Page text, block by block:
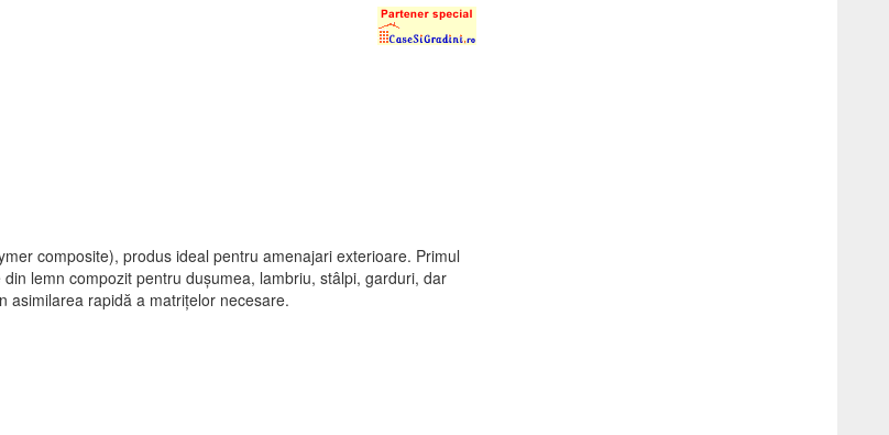
composite), produs ideal pentru amenajari exterioare. Primul
lemn compozit pentru duşumea, lambriu, stâlpi, garduri, dar
asimilarea rapidă a matriţelor necesare.